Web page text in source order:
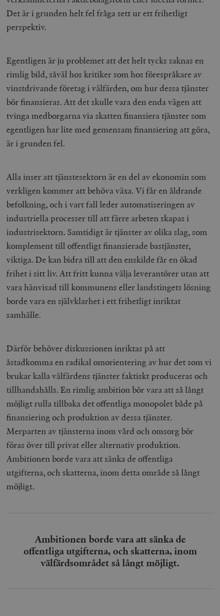
Det är i grunden helt fel fråga sett ur ett frihetligt
perspektiv.
Egentligen är ju problemet att det helt tycks saknas en
rimlig bild, såväl hos kritiker som hos förespråkare av
vinstdrivande företag i välfärden, om hur dessa tjänster
bör finansieras. Att det skulle vara den enda vägen att
tvinga medborgarna via skatten finansiera tjänster som
egentligen har lite med gemensam finansiering att göra,
är i grunden fel.
Alla inser att tjänstesektorn är en del av ekonomin som
verkligen kommer att behöva växa. Vi får en åldrande
befolkning, och i vart fall leder automatiseringen av
industriella processer till att färre arbeten skapas i
industrisektorn. Samtidigt är tjänster av olika slag, som
komplement till offentligt finansierade bastjänster,
viktiga. De kan bidra till att den enskilde får en ökad
frihet i sitt liv. Att fritt kunna välja leverantörer utan att
vara hänvisad till kommunens eller landstingets lösning
borde vara en självklarhet i ett frihetligt inriktat
samhälle.
Därför behöver diskussionen inriktas på att
åstadkomma en radikal omorientering av hur det som vi
brukar kalla välfärdens tjänster faktiskt produceras och
tillhandahålls. En rimlig ambition bör vara att så långt
möjligt rulla tillbaka det offentliga monopolet både på
finansiering och produktion av dessa tjänster.
Merparten av tjänsterna inom vård och omsorg bör
föras över till privat eller alternativ produktion.
Ambitionen borde vara att sänka de offentliga
utgifterna, och skatterna, inom detta område så långt
möjligt.
Ambitionen borde vara att sänka de
offentliga utgifterna, och skatterna, inom
välfärdsområdet så långt möjligt.